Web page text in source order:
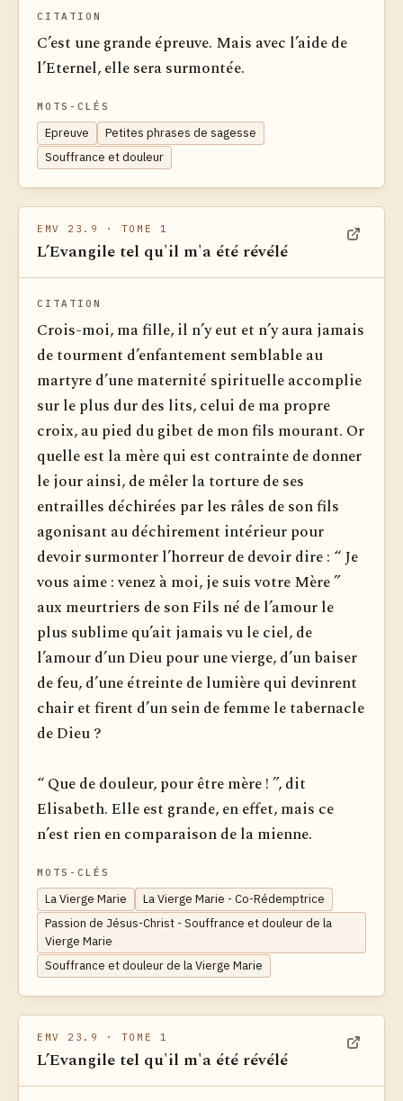
CITATION
C’est une grande épreuve. Mais avec l’aide de
l’Eternel, elle sera surmontée.
MOTS-CLÉS
Epreuve
Petites phrases de sagesse
Souffrance et douleur
EMV 23.9 · TOME 1
L’Evangile tel qu'il m'a été révélé
CITATION
Crois-moi, ma fille, il n’y eut et n’y aura jamais
de tourment d’enfantement semblable au
martyre d’une maternité spirituelle accomplie
sur le plus dur des lits, celui de ma propre
croix, au pied du gibet de mon fils mourant. Or
quelle est la mère qui est contrainte de donner
le jour ainsi, de mêler la torture de ses
entrailles déchirées par les râles de son fils
agonisant au déchirement intérieur pour
devoir surmonter l’horreur de devoir dire : “ Je
vous aime : venez à moi, je suis votre Mère ”
aux meurtriers de son Fils né de l’amour le
plus sublime qu’ait jamais vu le ciel, de
l’amour d’un Dieu pour une vierge, d’un baiser
de feu, d’une étreinte de lumière qui devinrent
chair et firent d’un sein de femme le tabernacle
de Dieu ?
“ Que de douleur, pour être mère ! ”, dit
Elisabeth. Elle est grande, en effet, mais ce
n’est rien en comparaison de la mienne.
MOTS-CLÉS
La Vierge Marie
La Vierge Marie - Co-Rédemptrice
Passion de Jésus-Christ - Souffrance et douleur de la
Vierge Marie
Souffrance et douleur de la Vierge Marie
EMV 23.9 · TOME 1
L’Evangile tel qu'il m'a été révélé